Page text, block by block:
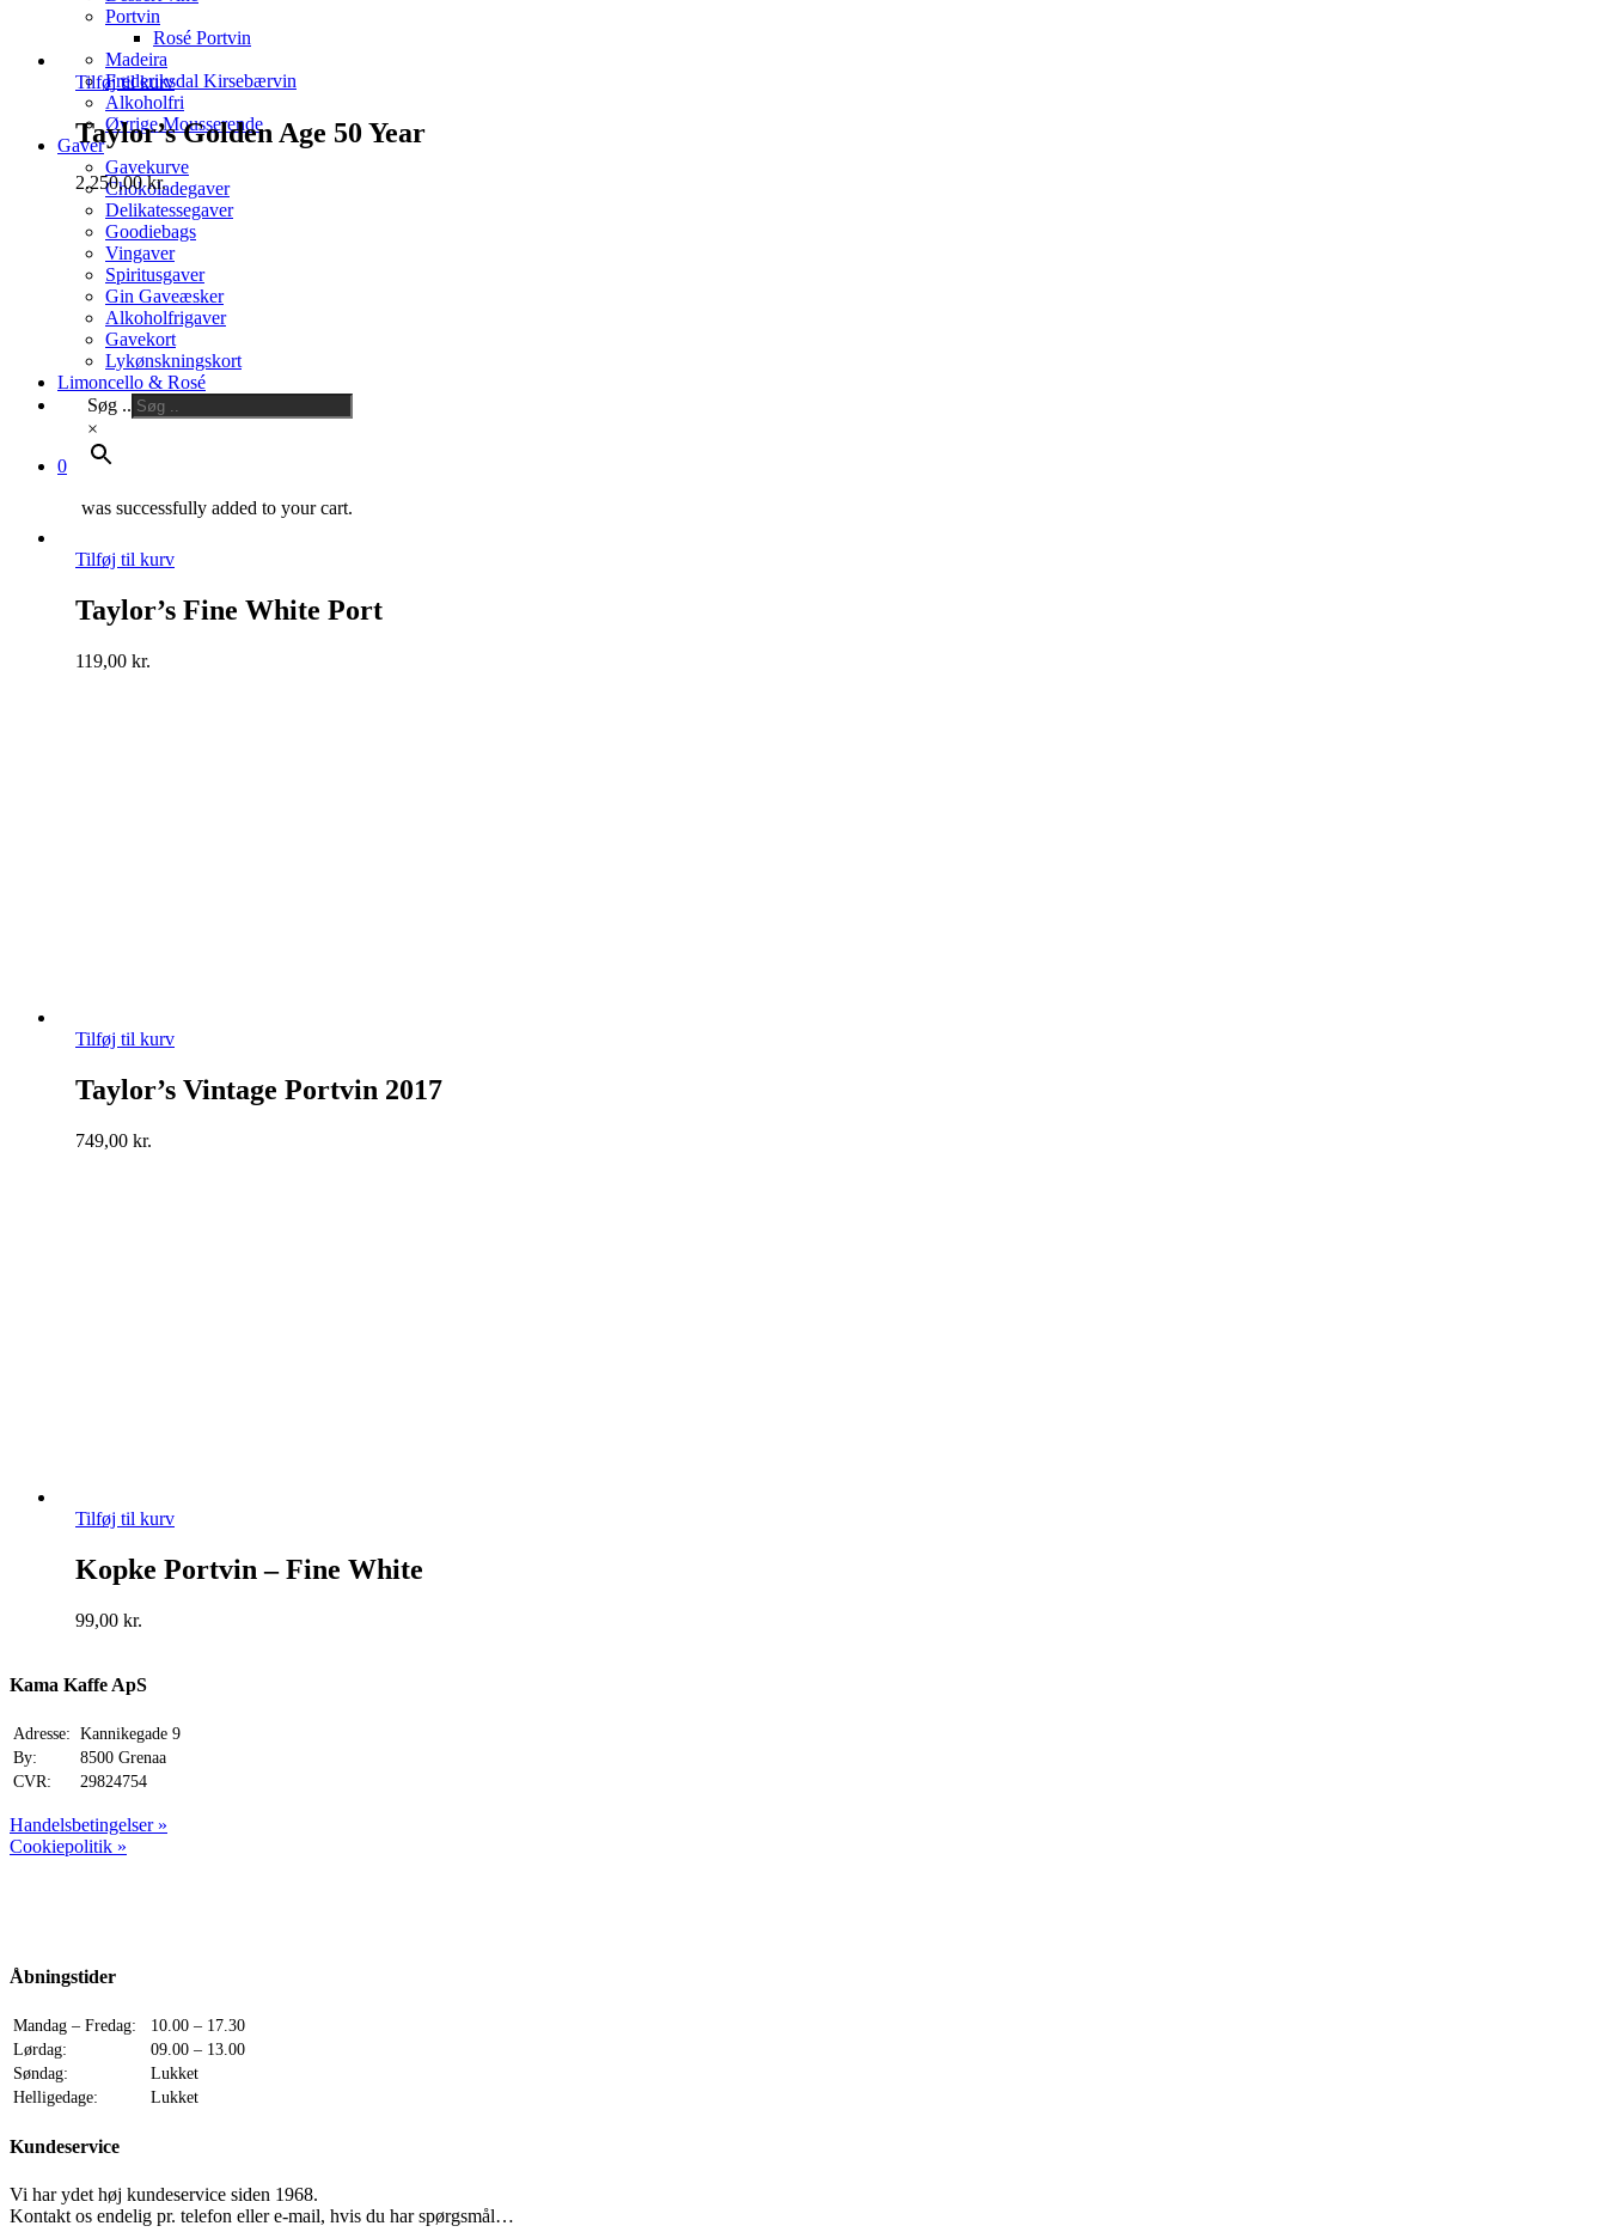
Portvin
Rosé Portvin
Madeira
Frederiksdal Kirsebærvin
Alkoholfri
Øvrige Mousserende
Gaver
Gavekurve
Chokoladegaver
Delikatessegaver
Goodiebags
Vingaver
Spiritusgaver
Gin Gaveæsker
Alkoholfrigaver
Gavekort
Lykønskningskort
Limoncello & Rosé
Søg ..
×
0
was successfully added to your cart.
Tilføj til kurv
Taylor’s Golden Age 50 Year
2.250,00kr.
Tilføj til kurv
Taylor’s Fine White Port
119,00 kr.
Tilføj til kurv
Taylor’s Vintage Portvin 2017
749,00 kr.
Tilføj til kurv
Kopke Portvin – Fine White
99,00 kr.
Kama Kaffe ApS
Adresse: Kannikegade 9
By:
8500 Grenaa
CVR:
29824754
Handelsbetingelser »
Cookiepolitik »
Åbningstider
Mandag – Fredag:
10.00 – 17.30
Lørdag:
09.00 – 13.00
Søndag:
Lukket
Helligedage:
Lukket
Kundeservice
Vi har ydet høj kundeservice siden 1968.
Kontakt os endelig pr. telefon eller e-mail, hvis du har spørgsmål…